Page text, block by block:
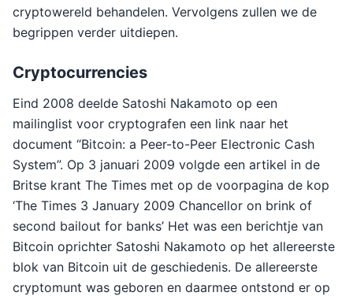
cryptowereld behandelen. Vervolgens zullen we de
begrippen verder uitdiepen.
Cryptocurrencies
Eind 2008 deelde Satoshi Nakamoto op een
mailinglist voor cryptografen een link naar het
document “Bitcoin: a Peer-to-Peer Electronic Cash
System”. Op 3 januari 2009 volgde een artikel in de
Britse krant The Times met op de voorpagina de kop
‘The Times 3 January 2009 Chancellor on brink of
second bailout for banks’ Het was een berichtje van
Bitcoin oprichter Satoshi Nakamoto op het allereerste
blok van Bitcoin uit de geschiedenis. De allereerste
cryptomunt was geboren en daarmee ontstond er op